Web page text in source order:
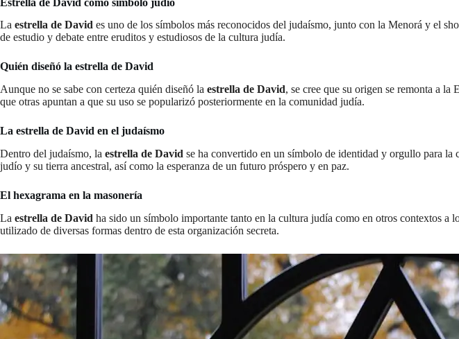
La estrella de David es uno de los símbolos más reconocidos del judaísmo, junto con la Menorá y el
de estudio y debate entre eruditos y estudiosos de la cultura judía.
Quién diseñó la estrella de David
Aunque no se sabe con certeza quién diseñó la estrella de David, se cree que su origen se remonta a
que otras apuntan a que su uso se popularizó posteriormente en la comunidad judía.
La estrella de David en el judaísmo
Dentro del judaísmo, la estrella de David se ha convertido en un símbolo de identidad y orgullo para
judío y su tierra ancestral, así como la esperanza de un futuro próspero y en paz.
El hexagrama en la masonería
La estrella de David ha sido un símbolo importante tanto en la cultura judía como en otros contextos a
utilizado de diversas formas dentro de esta organización secreta.